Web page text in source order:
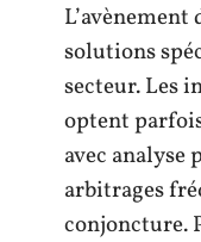
L’avènement
solutions
secteur. Les
optent
avec analyse
arbitrages
conjoncture.